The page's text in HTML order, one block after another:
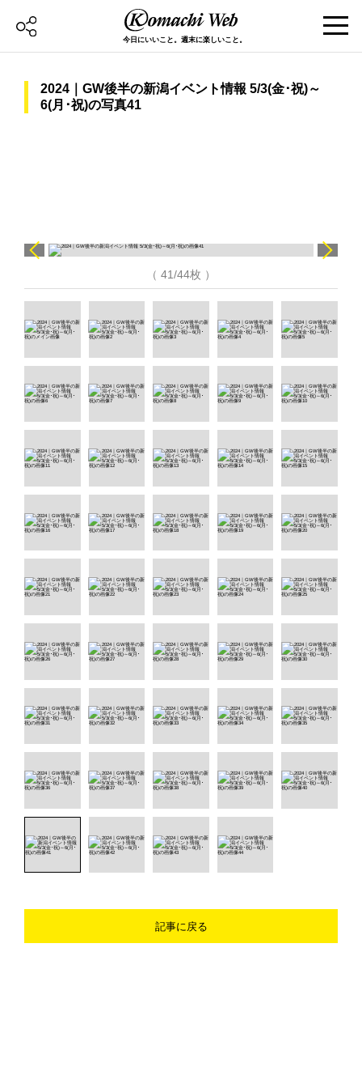
今日にいいこと。週末に楽しいこと。
2024｜GW後半の新潟イベント情報 5/3(金･祝)～
6(月･祝)の写真41
（ 41/44枚 ）
記事に戻る